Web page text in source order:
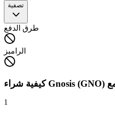
تصفية
طرق الدفع
الرامبز
1